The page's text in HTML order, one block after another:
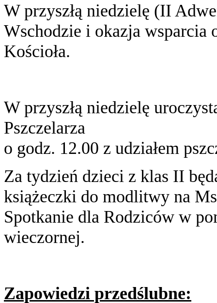
W przyszłą niedzielę (II
Wschodzie i okazja
Kościoła.
W przyszłą niedzielę
Pszczelarza
o godz. 12.00 z udziałem
Za tydzień dzieci z klas II
książeczki do modlitwy na
Spotkanie dla Rodziców w
wieczornej.
Zapowiedzi przedślubne: